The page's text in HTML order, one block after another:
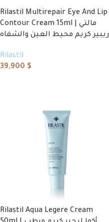
Rilastil Multirepair Eye And Lip
Contour Cream 15ml | مالتي
ريبير كريم محيط العين والشفاه
Rilastil
39,900 $
Rilastil Aqua Legere Cream